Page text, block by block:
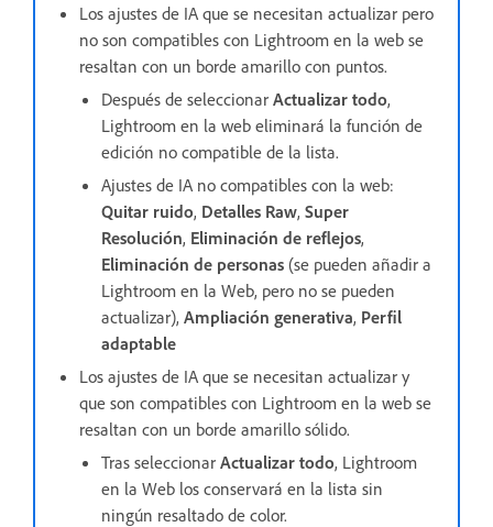
Los ajustes de IA que se necesitan actualizar pero
no son compatibles con Lightroom en la web se
resaltan con un borde amarillo con puntos.
Después de seleccionar Actualizar todo,
Lightroom en la web eliminará la función de
edición no compatible de la lista.
Ajustes de IA no compatibles con la web:
Quitar ruido, Detalles Raw, Super
Resolución, Eliminación de reflejos,
Eliminación de personas (se pueden añadir a
Lightroom en la Web, pero no se pueden
actualizar), Ampliación generativa, Perfil
adaptable
Los ajustes de IA que se necesitan actualizar y
que son compatibles con Lightroom en la web se
resaltan con un borde amarillo sólido.
Tras seleccionar Actualizar todo, Lightroom
en la Web los conservará en la lista sin
ningún resaltado de color.